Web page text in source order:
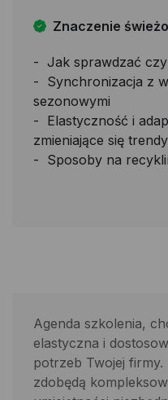
Znaczenie
Jak sprawdzać
Synchronizacja z
sezonowymi
Elastyczność i
zmieniające się trendy
Sposoby na
Agenda szkolenia,
elastyczna i
potrzeb Twojej
zdobędą